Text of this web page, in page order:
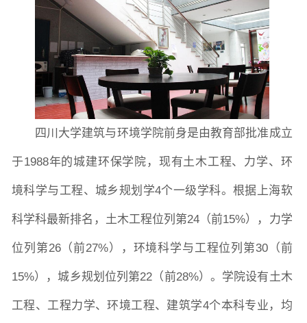
四川大学建筑与环境学院前身是由教育部批准成立
于1988年的城建环保学院，现有土木工程、力学、环
境科学与工程、城乡规划学4个一级学科。根据上海软
科学科最新排名，土木工程位列第24（前15%），力学
位列第26（前27%），环境科学与工程位列第30（前
15%），城乡规划位列第22（前28%）。学院设有土木
工程、工程力学、环境工程、建筑学4个本科专业，均